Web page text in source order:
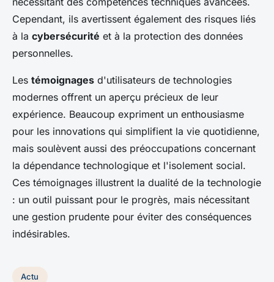
Cependant, ils avertissent également des risques liés
à la cybersécurité et à la protection des données
personnelles.
Les témoignages d'utilisateurs de technologies
modernes offrent un aperçu précieux de leur
expérience. Beaucoup expriment un enthousiasme
pour les innovations qui simplifient la vie quotidienne,
mais soulèvent aussi des préoccupations concernant
la dépendance technologique et l'isolement social.
Ces témoignages illustrent la dualité de la technologie
: un outil puissant pour le progrès, mais nécessitant
une gestion prudente pour éviter des conséquences
indésirables.
Actu